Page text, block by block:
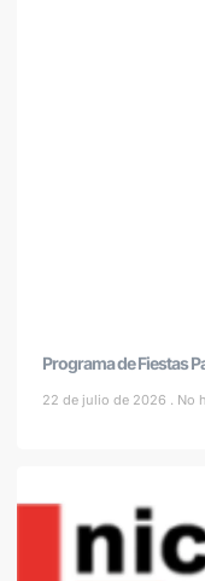
Programa de Fiestas
22 de julio de 2026 No